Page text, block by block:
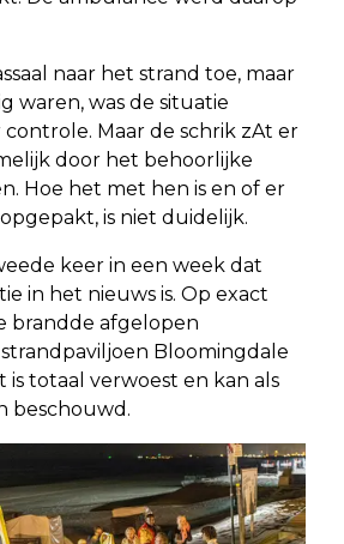
naar het strand toe, maar
waren, was de situatie
Maar de schrik zAt er
door het behoorlijke
Hoe het met hen is en of er
is niet duidelijk.
keer in een week dat
in het nieuws is. Op exact
brandde afgelopen
Bloomingdale
is totaal verwoest en kan als
beschouwd.